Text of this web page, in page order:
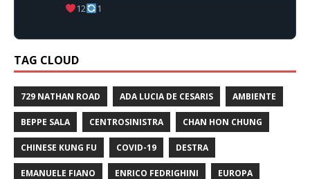
12
1
TAG CLOUD
729 NATHAN ROAD ADA LUCIA DE CESARIS AMBIENTE
BEPPE SALA CENTROSINISTRA CHAN HON CHUNG
CHINESE KUNG FU COVID-19 DESTRA
EMANUELE FIANO ENRICO FEDRIGHINI EUROPA